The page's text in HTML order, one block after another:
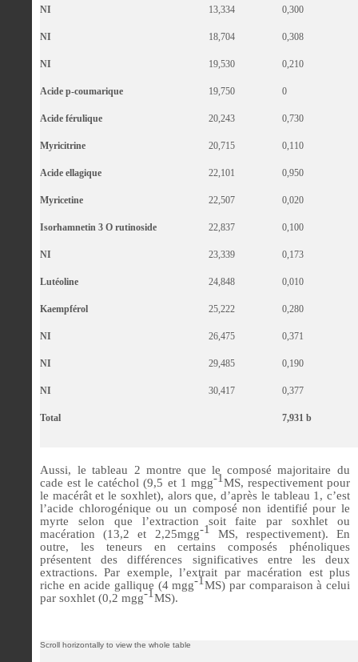
NI 13,334 0,300
NI 18,704 0,308
NI 19,530 0,210
Acide p-coumarique 19,750 0
Acide férulique 20,243 0,730
Myricitrine 20,715 0,110
Acide ellagique 22,101 0,950
Myricetine 22,507 0,020
Isorhamnetin 3 O rutinoside 22,837 0,100
NI 23,339 0,173
Lutéoline 24,848 0,010
Kaempférol 25,222 0,280
NI 26,475 0,371
NI 29,485 0,190
NI 30,417 0,377
Total 7,931 b
Aussi, le tableau 2 montre que le composé majoritaire du
cade est le catéchol (9,5 et 1 mgg-1MS, respectivement pour
le macérât et le soxhlet), alors que, d’après le tableau 1, c’est
l’acide chlorogénique ou un composé non identifié pour le
myrte selon que l’extraction soit faite par soxhlet ou
macération (13,2 et 2,25mgg-1MS, respectivement). En
outre, les teneurs en certains composés phénoliques
présentent des différences significatives entre les deux
extractions. Par exemple, l’extrait par macération est plus
riche en acide gallique (4 mgg-1MS) par comparaison à celui
par soxhlet (0,2 mgg-1MS).